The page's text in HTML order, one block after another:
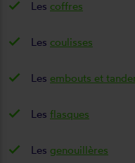
Les coffres
Les coulisses
Les embouts et
Les flasques
Les genouillères